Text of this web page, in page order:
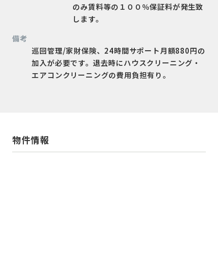
のみ賃料等の１００％保証料が発生致
します。
備考
巡回管理/家財保険、24時間サポート月額880円の
加入が必要です。退去時にハウスクリーニング・
エアコンクリーニングの費用負担有り。
物件情報